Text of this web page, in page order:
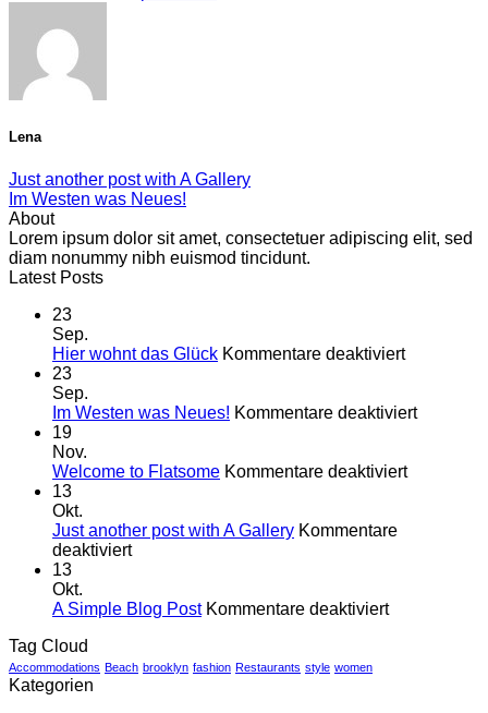
Lena
Just another post with A Gallery
Im Westen was Neues!
About
Lorem ipsum dolor sit amet, consectetuer adipiscing elit, sed
diam nonummy nibh euismod tincidunt.
Latest Posts
23
Sep.
Hier wohnt das Glück Kommentare deaktiviertfür
das
23
Sep.
Im Westen was Neues! Kommentare deaktiviertfür
19
Nov.
Welcome to Flatsome Kommentare deaktiviertfür
13
Okt.
Just another post with A Gallery Kommentare
deaktiviertfür
post
Gallery
13
Okt.
A Simple Blog Post Kommentare deaktiviertfür
Tag Cloud
Accommodations Beach brooklyn fashion Restaurants style women
Kategorien